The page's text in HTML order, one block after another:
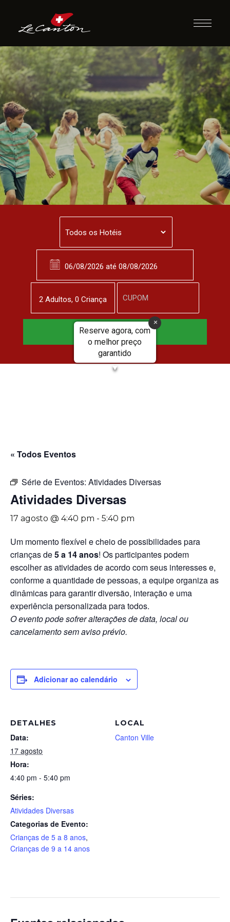
Atividades
Diversas
« Todos Eventos
Série de Eventos: Atividades Diversas
Atividades Diversas
17 agosto @ 4:40 pm - 5:40 pm
Um momento flexível e cheio de possibilidades para
crianças de5 a 14 anos! Os participantes podem
escolher as atividades de acordo com seus interesses e,
conforme a quantidade de pessoas, a equipe organiza as
dinâmicas para garantir diversão, interação e uma
experiência personalizada para todos.
O evento pode sofrer alterações de data, local ou
cancelamento sem aviso prévio.
Adicionar ao calendário
DETALHES
Data:
17 agosto
Hora:
4:40 pm - 5:40 pm
Séries:
Atividades Diversas
Categorias de Evento:
Crianças de 5 a 8 anos,
Crianças de 9 a 14 anos
LOCAL
Canton Ville
2 Adultos, 0 Criança
Reserve agora, com
o melhor preço
garantido
▼
Reservar Agora